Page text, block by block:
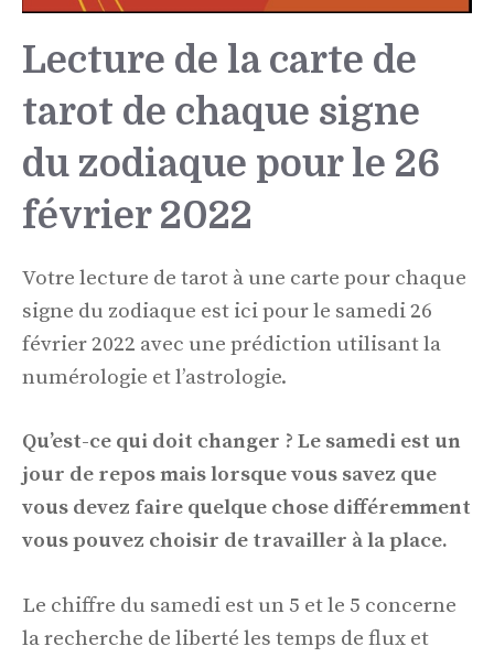
Lecture de la carte de
tarot de chaque signe
du zodiaque pour le 26
février 2022
Votre lecture de tarot à une carte pour chaque
signe du zodiaque est ici pour le samedi 26
février 2022 avec une prédiction utilisant la
numérologie et l’astrologie.
Qu’est-ce qui doit changer ? Le samedi est un
jour de repos mais lorsque vous savez que
vous devez faire quelque chose différemment
vous pouvez choisir de travailler à la place.
Le chiffre du samedi est un 5 et le 5 concerne
la recherche de liberté les temps de flux et